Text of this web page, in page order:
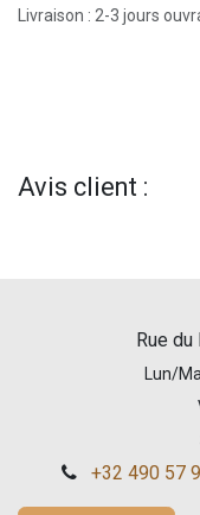
Livraison : 2-3 jours
Avis client :
Rue
Lun/
+32 490 57